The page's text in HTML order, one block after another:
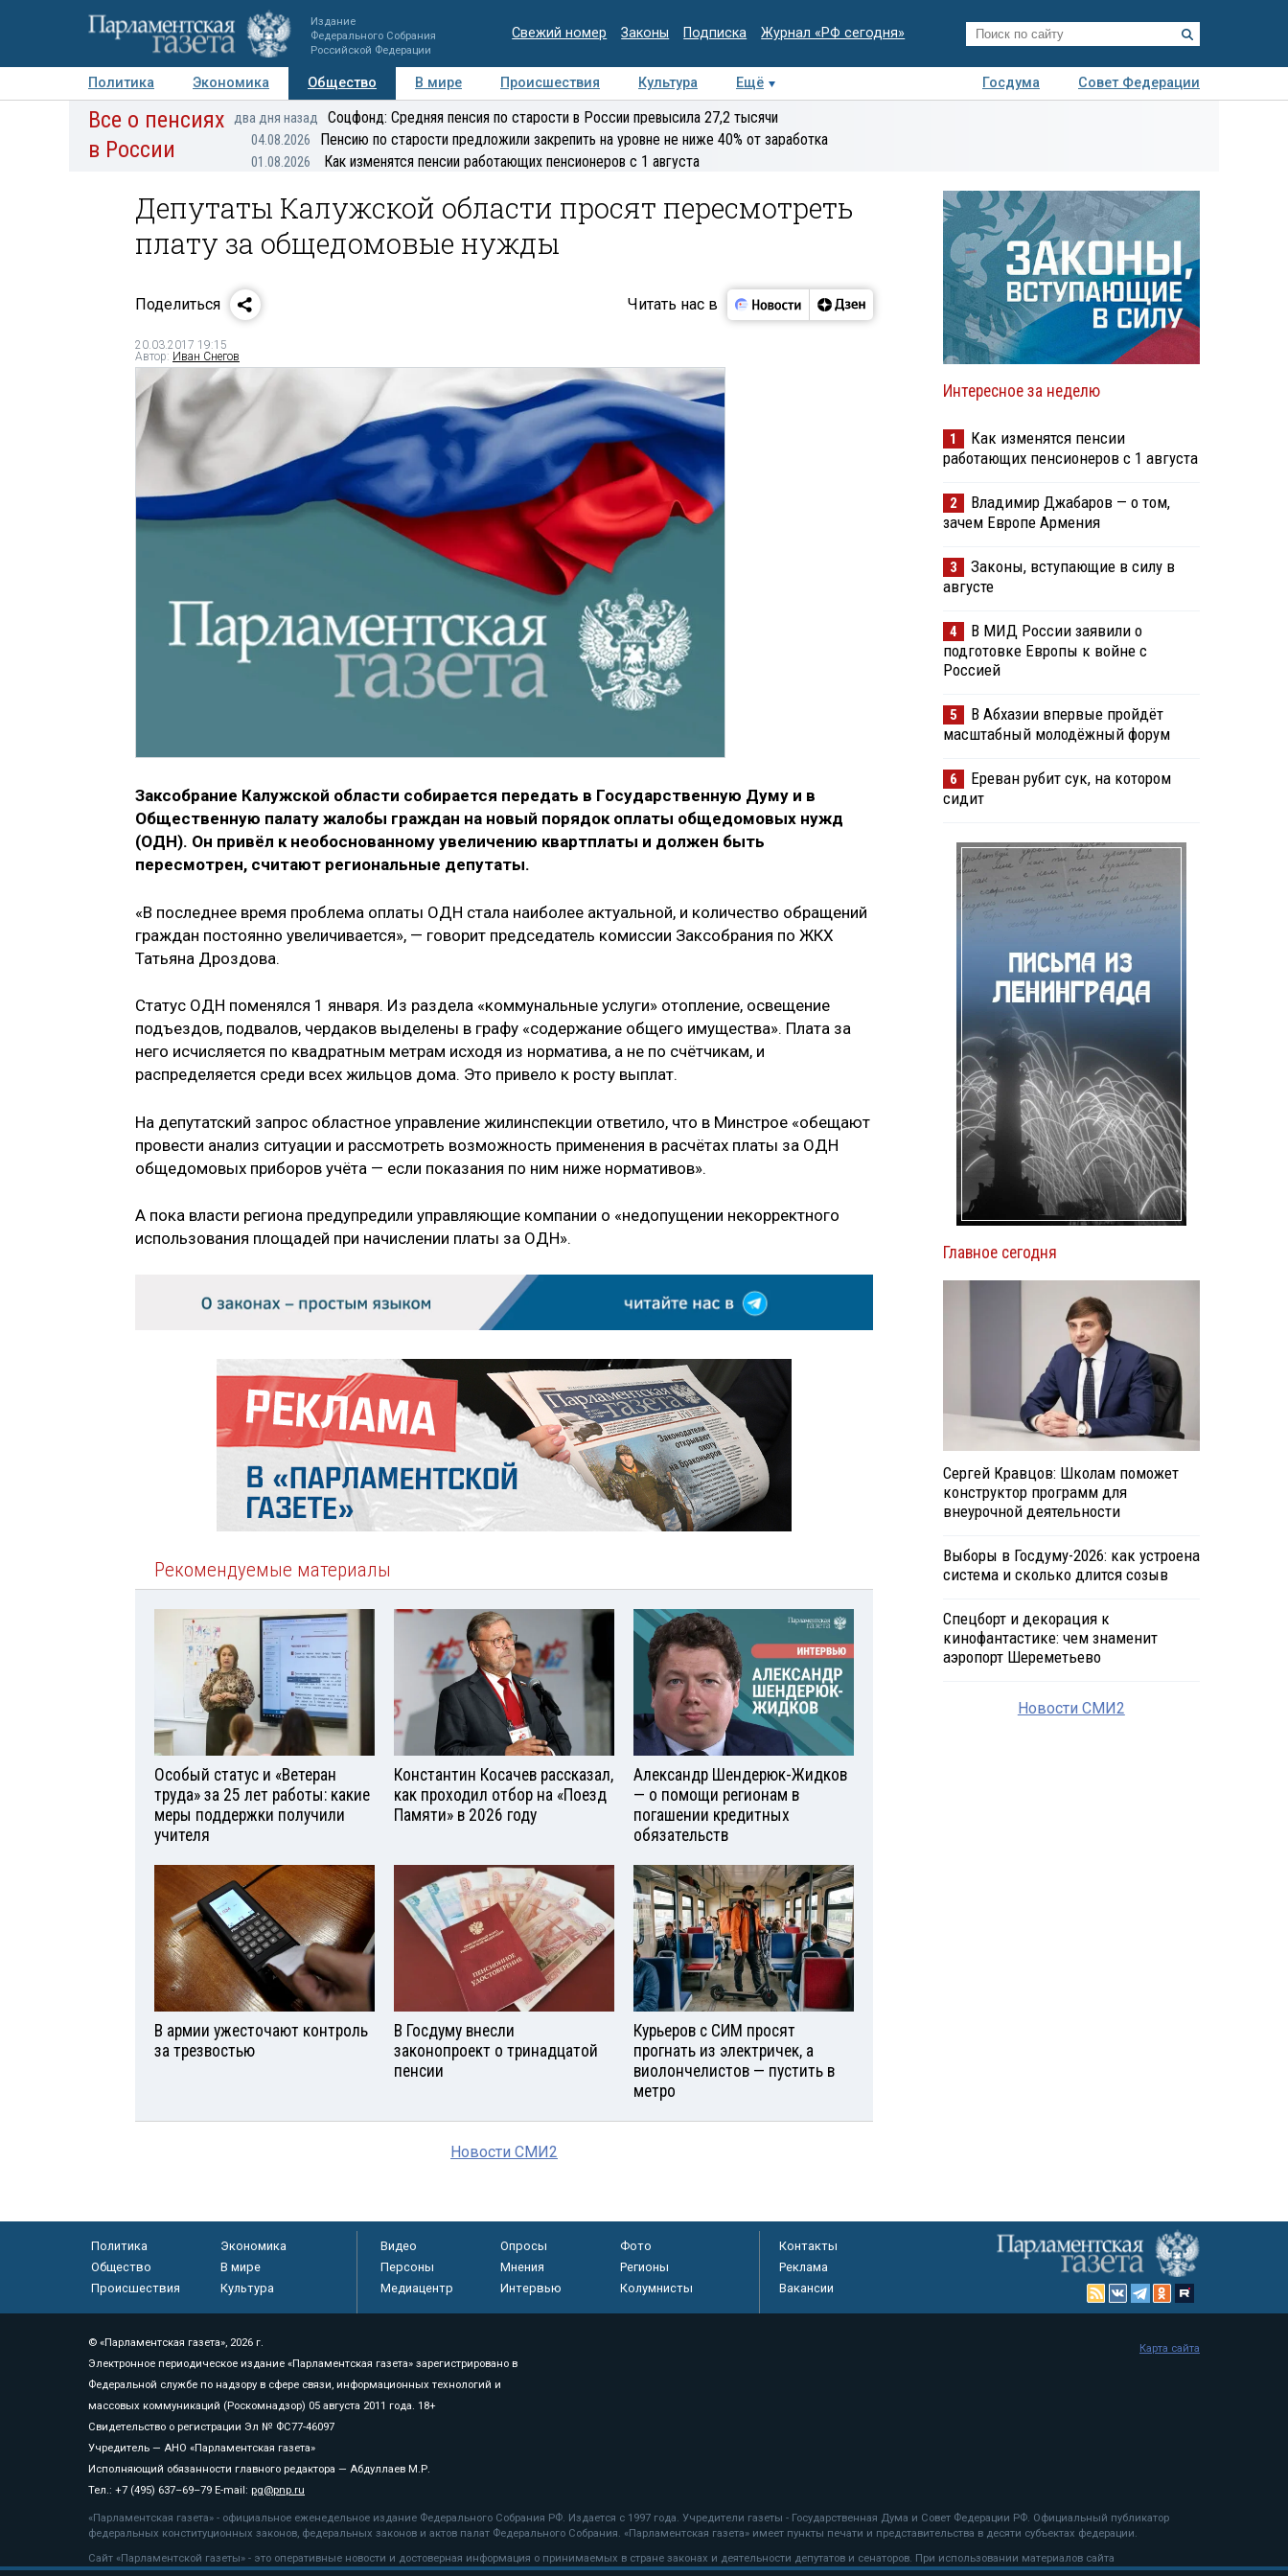
Издание
Федерального Собрания
Российской Федерации
Свежий номер Законы Подписка Журнал «РФ сегодня»
Политика Экономика Общество В мире Происшествия Культура Ещё Госдума
Совет Федерации
Авторы Персоны Мнения Регионы Медиацентр Интервью Колумнисты
Все о пенсиях
в России
два дня назад Соцфонд: Средняя пенсия по старости в России превысила 27,2 тысячи
04.08.2026 Пенсию по старости предложили закрепить на уровне не ниже 40% от заработка
01.08.2026 Как изменятся пенсии работающих пенсионеров с 1 августа
Депутаты Калужской области просят пересмотреть
плату за общедомовые нужды
Поделиться Читать нас в
20.03.2017 19:15
Автор: Иван Снегов
Заксобрание Калужской области собирается передать в Государственную Думу и в
Общественную палату жалобы граждан на новый порядок оплаты общедомовых нужд
(ОДН). Он привёл к необоснованному увеличению квартплаты и должен быть
пересмотрен, считают региональные депутаты.
«В последнее время проблема оплаты ОДН стала наиболее актуальной, и количество обращений
граждан постоянно увеличивается», — говорит председатель комиссии Заксобрания по ЖКХ
Татьяна Дроздова.
Статус ОДН поменялся 1 января. Из раздела «коммунальные услуги» отопление, освещение
подъездов, подвалов, чердаков выделены в графу «содержание общего имущества». Плата за
него исчисляется по квадратным метрам исходя из норматива, а не по счётчикам, и
распределяется среди всех жильцов дома. Это привело к росту выплат.
На депутатский запрос областное управление жилинспекции ответило, что в Минстрое «обещают
провести анализ ситуации и рассмотреть возможность применения в расчётах платы за ОДН
общедомовых приборов учёта — если показания по ним ниже нормативов».
А пока власти региона предупредили управляющие компании о «недопущении некорректного
использования площадей при начислении платы за ОДН».
Рекомендуемые материалы
Особый статус и «Ветеран
труда» за 25 лет работы: какие
меры поддержки получили
учителя
Константин Косачев рассказал,
как проходил отбор на «Поезд
Памяти» в 2026 году
Александр Шендерюк-Жидков
— о помощи регионам в
погашении кредитных
обязательств
В армии ужесточают контроль
за трезвостью
В Госдуму внесли
законопроект о тринадцатой
пенсии
Курьеров с СИМ просят
прогнать из электричек, а
виолончелистов — пустить в
метро
Новости СМИ2
Интересное за неделю
1
Как изменятся пенсии
работающих пенсионеров с 1 августа
2
Владимир Джабаров — о том,
зачем Европе Армения
3
Законы, вступающие в силу в
августе
4
В МИД России заявили о
подготовке Европы к войне с
Россией
5
В Абхазии впервые пройдёт
масштабный молодёжный форум
6
Ереван рубит сук, на котором
сидит
Главное сегодня
Сергей Кравцов: Школам поможет
конструктор программ для
внеурочной деятельности
Выборы в Госдуму-2026: как устроена
система и сколько длится созыв
Спецборт и декорация к
кинофантастике: чем знаменит
аэропорт Шереметьево
Новости СМИ2
Политика
Экономика
Общество
В мире
Происшествия
Культура
Видео Опросы
Фото
Персоны
Мнения
Регионы
Медиацентр
Интервью Колумнисты
Контакты
Реклама
Вакансии
© «Парламентская газета», 2026 г.
Электронное периодическое издание «Парламентская газета» зарегистрировано в
Федеральной службе по надзору в сфере связи, информационных технологий и
массовых коммуникаций (Роскомнадзор) 05 августа 2011 года. 18+
Свидетельство о регистрации Эл № ФС77-46097
Учредитель — АНО «Парламентская газета»
Исполняющий обязанности главного редактора — Абдуллаев М.Р.
Тел.: +7 (495) 637–69–79 E-mail: pg@pnp.ru
«Парламентская газета» - официальное еженедельное издание Федерального Собрания РФ. Издается с 1997 года. Учредители газеты - Государственная Дума и Совет Федерации РФ. Официальный публикатор
федеральных конституционных законов, федеральных законов и актов палат Федерального Собрания. «Парламентская газета» имеет пункты печати и представительства в десяти субъектах федерации.
Сайт «Парламентской газеты» - это оперативные новости и достоверная информация о принимаемых в стране законах и деятельности депутатов и сенаторов. При использовании материалов сайта
«Парламентской газеты» активная ссылка на pnp.ru обязательна.
Карта сайта